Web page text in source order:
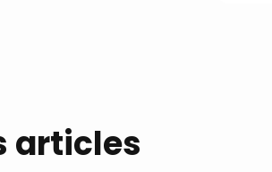
articles